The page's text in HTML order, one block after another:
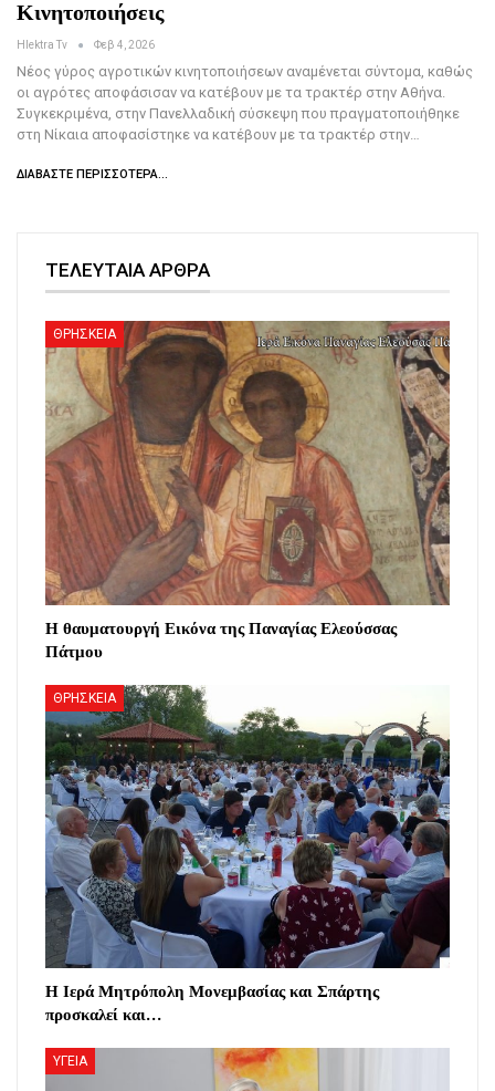
Κινητοποιήσεις
Hlektra Tv Φεβ 4, 2026
Νέος γύρος αγροτικών κινητοποιήσεων αναμένεται σύντομα, καθώς
οι αγρότες αποφάσισαν να κατέβουν με τα τρακτέρ στην Αθήνα.
Συγκεκριμένα, στην Πανελλαδική σύσκεψη που πραγματοποιήθηκε
στη Νίκαια αποφασίστηκε να κατέβουν με τα τρακτέρ στην…
ΔΙΑΒΆΣΤΕ ΠΕΡΙΣΣΌΤΕΡΑ...
ΤΕΛΕΥΤΑΙΑ ΑΡΘΡΑ
ΘΡΗΣΚΕΙΑ
Η θαυματουργή Εικόνα της Παναγίας Ελεούσσας
Πάτμου
ΘΡΗΣΚΕΙΑ
Η Ιερά Μητρόπολη Μονεμβασίας και Σπάρτης
προσκαλεί και…
ΥΓΕΙΑ